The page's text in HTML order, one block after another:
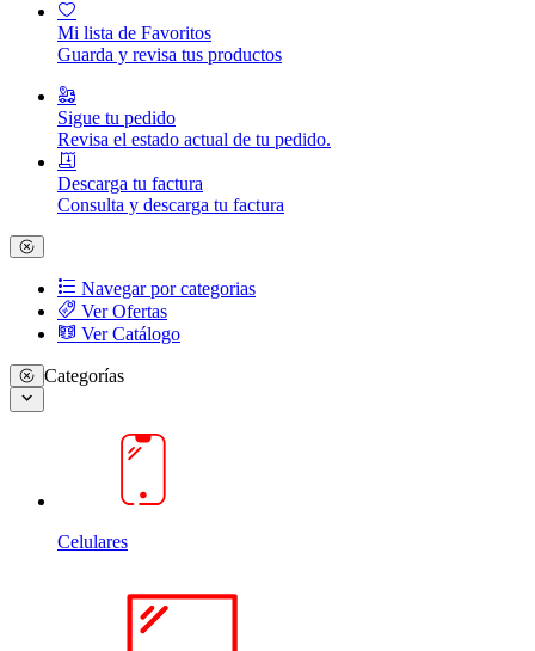
Mi lista de Favoritos
Guarda y revisa tus productos
Sigue tu pedido
Revisa el estado actual de tu pedido.
Descarga tu factura
Consulta y descarga tu factura
Navegar por categorias
Ver Ofertas
Ver Catálogo
Categorías
Celulares